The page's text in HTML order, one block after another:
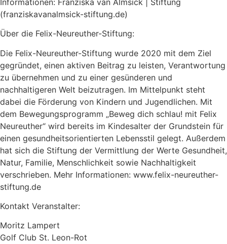
(franziskavanalmsick-stiftung.de)
Über die Felix-Neureuther-Stiftung:
Die Felix-Neureuther-Stiftung wurde 2020 mit dem Ziel
gegründet, einen aktiven Beitrag zu leisten, Verantwortung
zu übernehmen und zu einer gesünderen und
nachhaltigeren Welt beizutragen. Im Mittelpunkt steht
dabei die Förderung von Kindern und Jugendlichen. Mit
dem Bewegungsprogramm „Beweg dich schlau! mit Felix
Neureuther“ wird bereits im Kindesalter der Grundstein für
einen gesundheitsorientierten Lebensstil gelegt. Außerdem
hat sich die Stiftung der Vermittlung der Werte Gesundheit,
Natur, Familie, Menschlichkeit sowie Nachhaltigkeit
verschrieben. Mehr Informationen: www.felix-neureuther-
stiftung.de
Kontakt Veranstalter:
Moritz Lampert
Golf Club St. Leon-Rot